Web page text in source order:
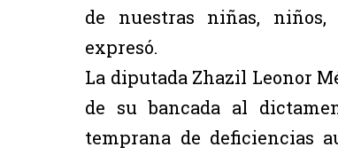
de nuestras niñas, niños,
expresó.
La diputada Zhazil Leonor
de su bancada al
temprana de deficiencias